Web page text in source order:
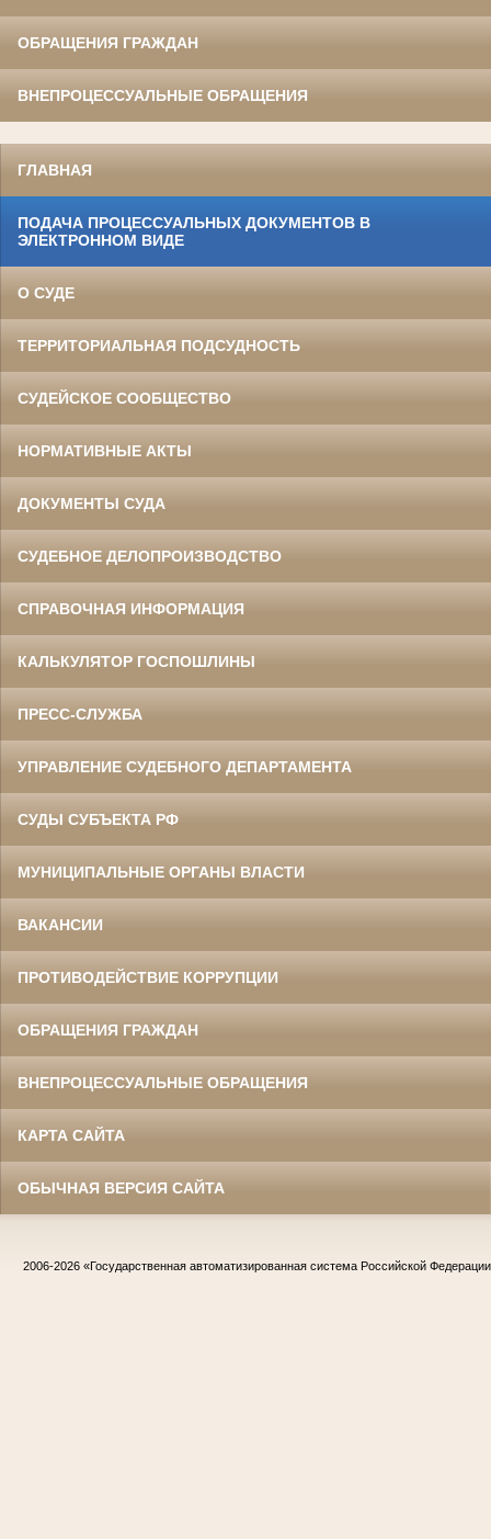
ОБРАЩЕНИЯ ГРАЖДАН
ВНЕПРОЦЕССУАЛЬНЫЕ ОБРАЩЕНИЯ
ГЛАВНАЯ
ПОДАЧА ПРОЦЕССУАЛЬНЫХ ДОКУМЕНТОВ В
ЭЛЕКТРОННОМ ВИДЕ
О СУДЕ
ТЕРРИТОРИАЛЬНАЯ ПОДСУДНОСТЬ
СУДЕЙСКОЕ СООБЩЕСТВО
НОРМАТИВНЫЕ АКТЫ
ДОКУМЕНТЫ СУДА
СУДЕБНОЕ ДЕЛОПРОИЗВОДСТВО
СПРАВОЧНАЯ ИНФОРМАЦИЯ
КАЛЬКУЛЯТОР ГОСПОШЛИНЫ
ПРЕСС-СЛУЖБА
УПРАВЛЕНИЕ СУДЕБНОГО ДЕПАРТАМЕНТА
СУДЫ СУБЪЕКТА РФ
МУНИЦИПАЛЬНЫЕ ОРГАНЫ ВЛАСТИ
ВАКАНСИИ
ПРОТИВОДЕЙСТВИЕ КОРРУПЦИИ
ОБРАЩЕНИЯ ГРАЖДАН
ВНЕПРОЦЕССУАЛЬНЫЕ ОБРАЩЕНИЯ
КАРТА САЙТА
ОБЫЧНАЯ ВЕРСИЯ САЙТА
2006-2026 «Государственная автоматизированная система Российской